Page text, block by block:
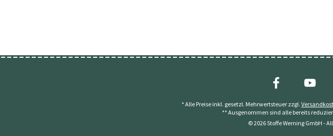
* Alle Preise inkl. gesetzl. Mehrwertsteuer zzgl.
** Ausgenommen sind alle bereits
© 2026 Stoffe Werning GmbH -